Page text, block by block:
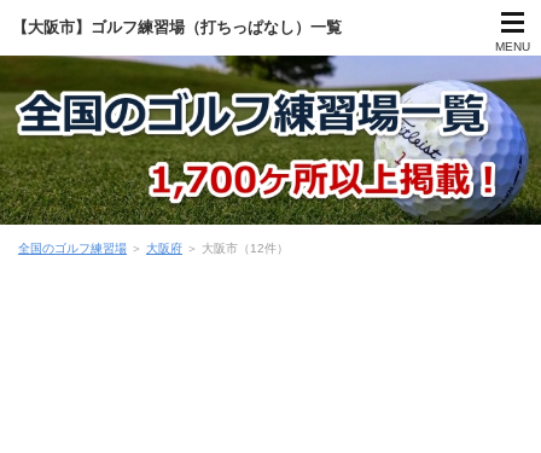
【大阪市】ゴルフ練習場（打ちっぱなし）一覧
MENU
全国のゴルフ練習場 ＞ 大阪府 ＞ 大阪市（12件）